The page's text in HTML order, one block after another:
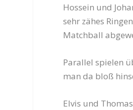
Hossein und
sehr zähes
Matchball
Parallel spielen
man da bloß
Elvis und